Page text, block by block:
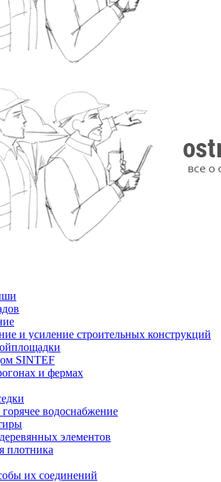
и усиление строительных конструкций
SINTEF
и фермах
водоснабжение
элементов
плотника
их соединений